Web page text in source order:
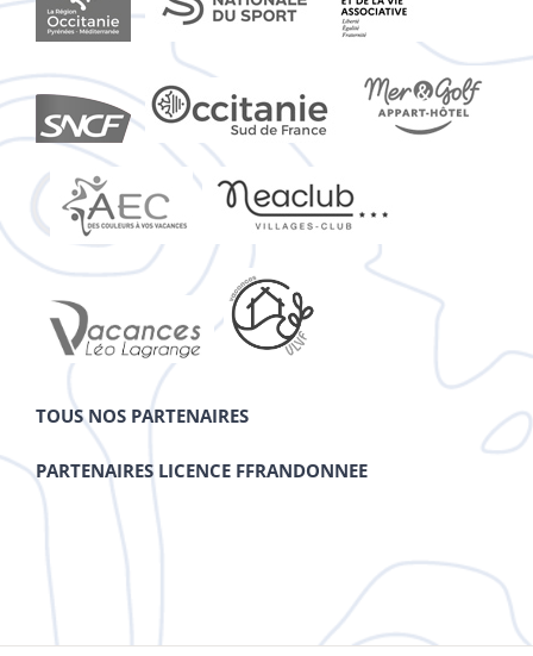
TOUS NOS PARTENAIRES
PARTENAIRES LICENCE FFRANDONNEE